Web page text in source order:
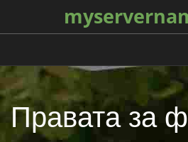
Правата за